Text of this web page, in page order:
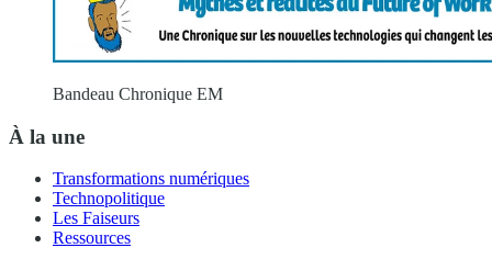
Bandeau Chronique EM
À la une
Transformations numériques
Technopolitique
Les Faiseurs
Ressources